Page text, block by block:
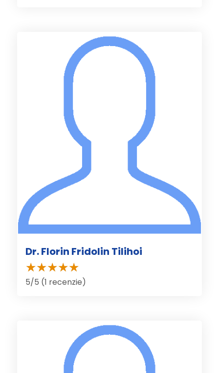
Dr. Florin Fridolin Tilihoi
5/5 (1 recenzie)